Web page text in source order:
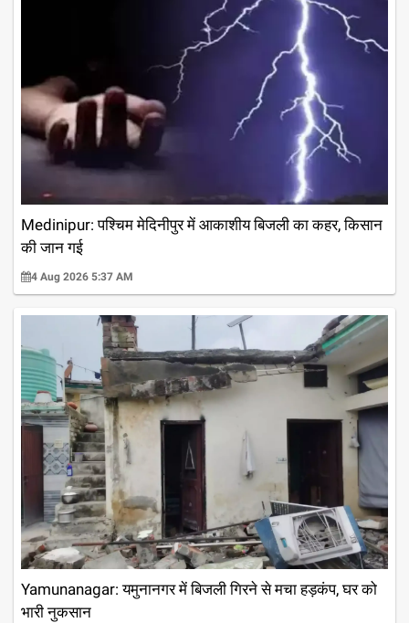
Medinipur: पश्चिम मेदिनीपुर में आकाशीय बिजली का कहर, किसान
की जान गई
4 Aug 2026 5:37 AM
Yamunanagar: यमुनानगर में बिजली गिरने से मचा हड़कंप, घर को
भारी नुकसान